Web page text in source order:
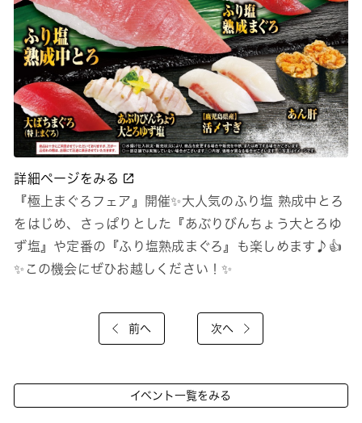
詳細ページをみる
『極上まぐろフェア』開催✨大人気のふり塩 熟成中とろ
をはじめ、さっぱりとした『あぶりびんちょう大とろゆ
ず塩』や定番の『ふり塩熟成まぐろ』も楽しめます♪👍
✨この機会にぜひお越しください！✨
前へ 次へ
イベント一覧をみる